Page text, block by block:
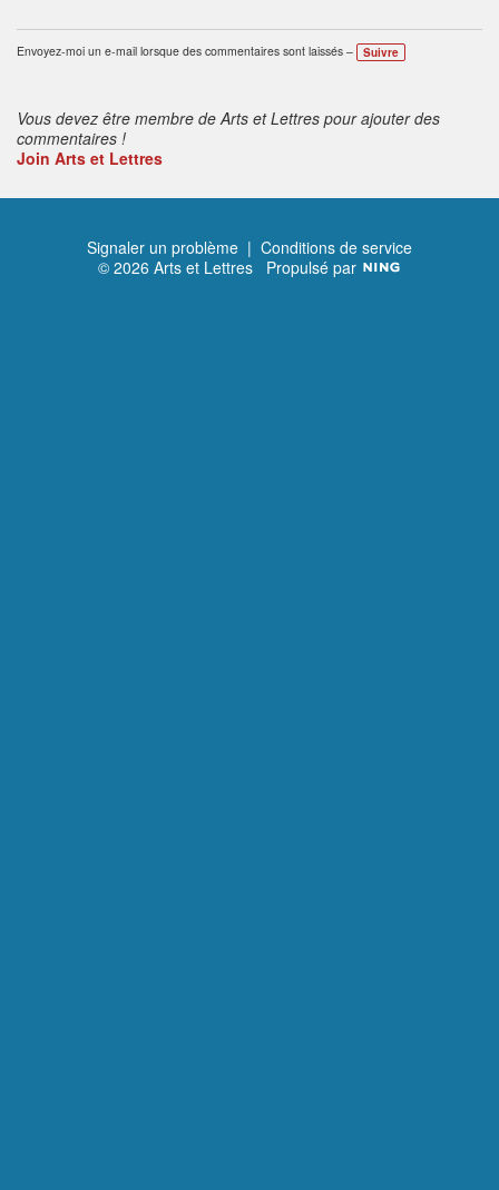
Envoyez-moi un e-mail lorsque des commentaires sont laissés – Suivre
Vous devez être membre de Arts et Lettres pour ajouter des
commentaires !
Join Arts et Lettres
Signaler un problème | Conditions de service
© 2026 Arts et Lettres Propulsé par